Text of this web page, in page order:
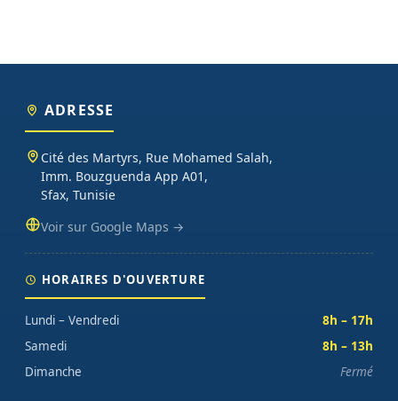
ADRESSE
Cité des Martyrs, Rue Mohamed Salah,
Imm. Bouzguenda App A01,
Sfax, Tunisie
Voir sur Google Maps →
HORAIRES D'OUVERTURE
Lundi – Vendredi
8h – 17h
Samedi
8h – 13h
Dimanche
Fermé